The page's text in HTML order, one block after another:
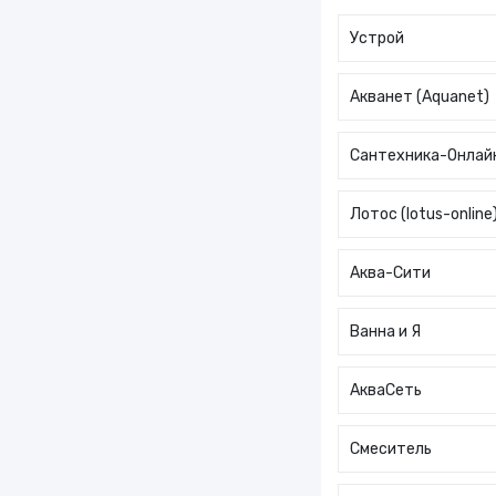
Устрой
Акванет (Aquanet)
Сантехника-
Лотос (lotus-
Аква-Сити
Ванна и Я
АкваCеть
Смеситель